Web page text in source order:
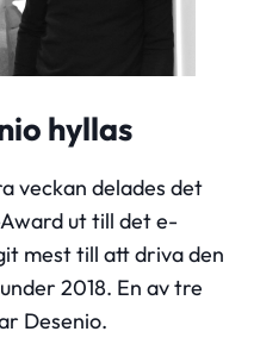
hyllas
veckan delades det
ut till det e-
mest till att driva den
2018. En av tre
Desenio.